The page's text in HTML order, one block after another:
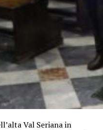
Val Seriana in